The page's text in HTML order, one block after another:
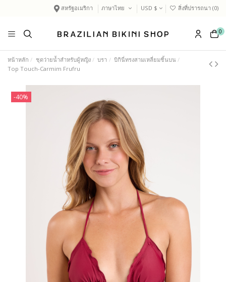
สหรัฐอเมริกา ภาษาไทย USD $ สิ่งที่ปรารถนา (0)
0
หน้าหลัก ชุดว่ายน้ำสำหรับผู้หญิง บรา
บิกินี่ทรงสามเหลี่ยมชิ้นบน
Top Touch-Carmim Frufru
-40%